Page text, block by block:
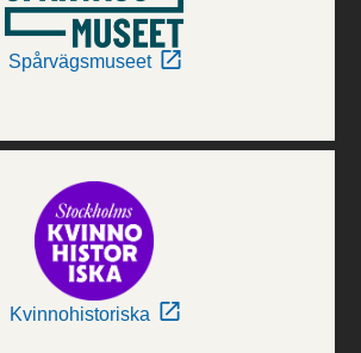
Spårvägsmuseet
Kvinnohistoriska